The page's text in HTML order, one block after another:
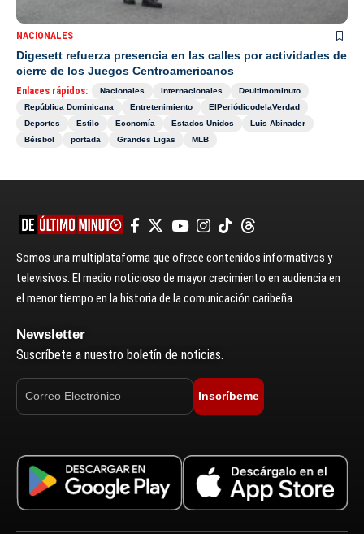
NACIONALES
Digesett refuerza presencia en las calles por actividades de
cierre de los Juegos Centroamericanos
Enlaces rápidos: Nacionales Internacionales
Deultimominuto
República Dominicana
Entretenimiento
ElPeriódicodelaVerdad
Deportes
Estilo Economía Estados Unidos
Luis Abinader
Béisbol
portada Grandes Ligas MLB
Somos una multiplataforma que ofrece contenidos informativos y
televisivos. El medio noticioso de mayor crecimiento en audiencia en
el menor tiempo en la historia de la comunicación caribeña.
Newsletter
Suscríbete a nuestro boletín de noticias.
Inscríbeme